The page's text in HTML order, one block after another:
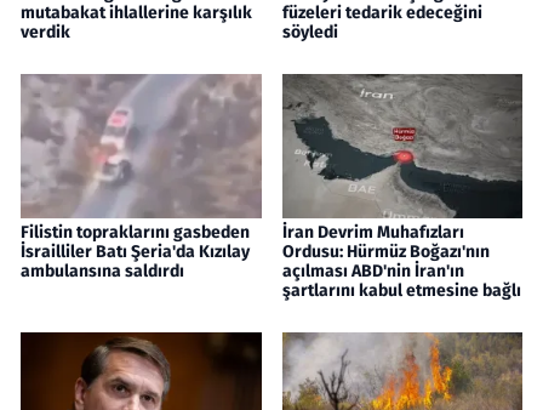
mutabakat ihlallerine karşılık
verdik
füzeleri tedarik edeceğini
söyledi
Filistin topraklarını gasbeden
İsrailliler Batı Şeria'da Kızılay
ambulansına saldırdı
İran Devrim Muhafızları
Ordusu: Hürmüz Boğazı'nın
açılması ABD'nin İran'ın
şartlarını kabul etmesine bağlı